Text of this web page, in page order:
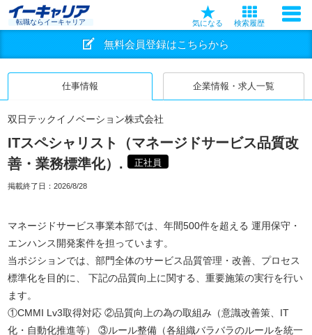
転職ならイーキャリア 気になる 検索履歴
無料会員登録はこちらから
仕事情報 企業情報・求人一覧
双日テックイノベーション株式会社
ITスペシャリスト（マネージドサービス品質改
善・業務標準化）.
正社員
掲載終了日： 2026/8/28
マネージドサービス事業本部では、年間500件を超える 運用保守・
エンハンス開発案件を担っています。
当ポジションでは、部門全体のサービス品質管理・改善、プロセス
標準化を目的に、 下記の品質向上に関する、重要施策の実行を行い
ます。
①CMMI Lv3取得対応 ②品質向上の為の取組み（意識改善策、IT
化・自動化推進等） ③ルール整備（各組織バラバラのルールを統一